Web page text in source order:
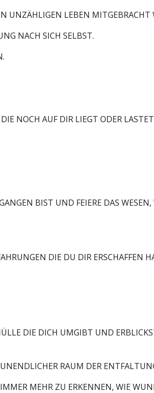
UNZÄHLIGEN LEBEN MITGEBRACHT
NACH SICH SELBST.
NOCH AUF DIR LIEGT ODER
BIST UND FEIERE DAS
DIE DU DIR ERSCHAFFEN
DIE DICH UMGIBT UND
RAUM DER
MEHR ZU ERKENNEN, WIE